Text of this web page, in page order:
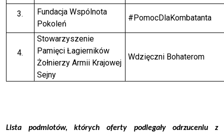
Fundacja Wspólnota
Pokoleń
#PomocDlaKombatanta
Stowarzyszenie
Pamięci Łagierników
Żołnierzy Armii Krajowej
Sejny
Wdzięczni Bohaterom
Lista podmiotów, których oferty podlegały odrzuceniu z